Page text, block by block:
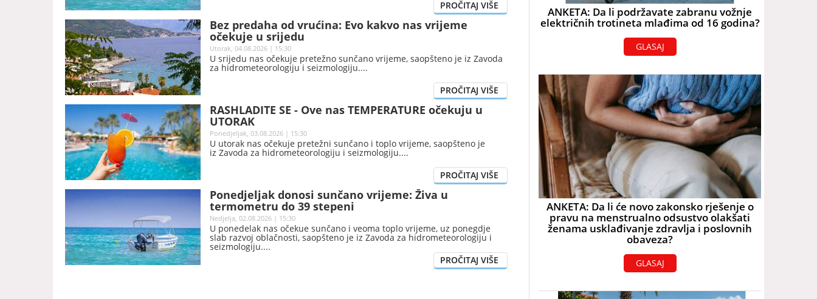
Bez predaha od vrućina: Evo kakvo nas vrijeme
očekuje u srijedu
Utorak, 04.08.2026 | 15:30
U srijedu nas očekuje pretežno sunčano vrijeme, saopšteno je iz Zavoda
za hidrometeorologiju i seizmologiju.
RASHLADITE SE - Ove nas TEMPERATURE očekuju u
UTORAK
Ponedjeljak, 03.08.2026 | 15:30
U utorak nas očekuje pretežni sunčano i toplo vrijeme, saopšteno je
iz Zavoda za hidrometeorologiju i seizmologiju.
Ponedjeljak donosi sunčano vrijeme: Živa u
termometru do 39 stepeni
Nedjelja, 02.08.2026 | 15:30
U ponedelak nas očekue sunčano i veoma toplo vrijeme, uz ponegdje
slab razvoj oblačnosti, saopšteno je iz Zavoda za hidrometeorologiju i
seizmologiju.
ANKETA: Da li podržavate zabranu vožnje
električnih trotineta mlađima od 16 godina?
GLASAJ
ANKETA: Da li će novo zakonsko rješenje o
pravu na menstrualno odsustvo olakšati
ženama usklađivanje zdravlja i poslovnih
obaveza?
GLASAJ